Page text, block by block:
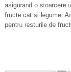
asigurand o stoarcere
fructe cat si legume.
pentru resturile de